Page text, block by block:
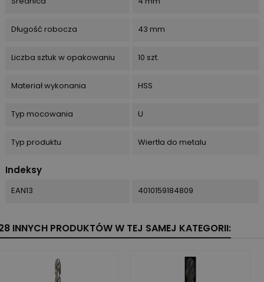
Długość robocza 43 mm
Liczba sztuk w opakowaniu 10 szt.
Materiał wykonania HSS
Typ mocowania U
Typ produktu Wiertła do metalu
Indeksy
EAN13 4010159184809
INNYCH PRODUKTÓW W TEJ SAMEJ KATEGORII: